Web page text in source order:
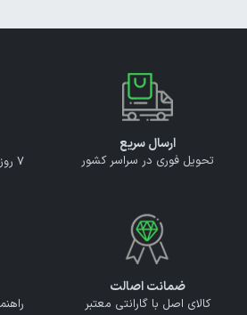
ارسال سریع
تحویل فوری در سراسر کشور 7 روز هفته 24 ساعت پشتیبانی
ضمانت اصالت
کالای اصل با گارانتی معتبر